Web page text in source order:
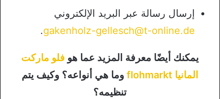
إرسال رسالة عبر البريد الإلكتروني
gakenholz-gellesch@t-online.de
.
يمكنك أيضًا معرفة المزيد عما هو فلو ماركت
المانيا flohmarkt
وما هي أنواعه؟ وكيف يتم
تنظيمه؟